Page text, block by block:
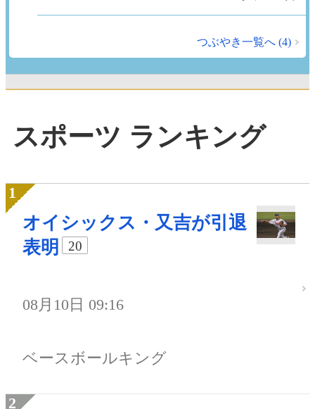
つぶやき一覧へ (4)
スポーツ ランキング
オイシックス・又吉が引退
表明
20
08月10日 09:16
ベースボールキング